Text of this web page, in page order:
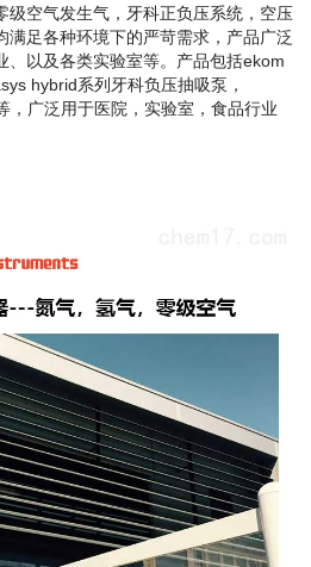
级空气发生气，牙科正负压系统，空压
满足各种环境下的严苛需求，产品广泛
、以及各类实验室等。产品包括ekom
hybrid系列牙科负压抽吸泵，
，广泛用于医院，实验室，食品行业